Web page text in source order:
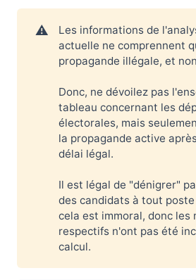
⚠️
Les informations de
actuelle ne comprennent
propagande illégale, et
Donc, ne dévoilez pas
tableau concernant les
électorales, mais
la propagande active
délai légal.
Il est légal de "dénigrer"
des candidats à tout poste
cela est immoral, donc les
respectifs n'ont pas été
calcul.